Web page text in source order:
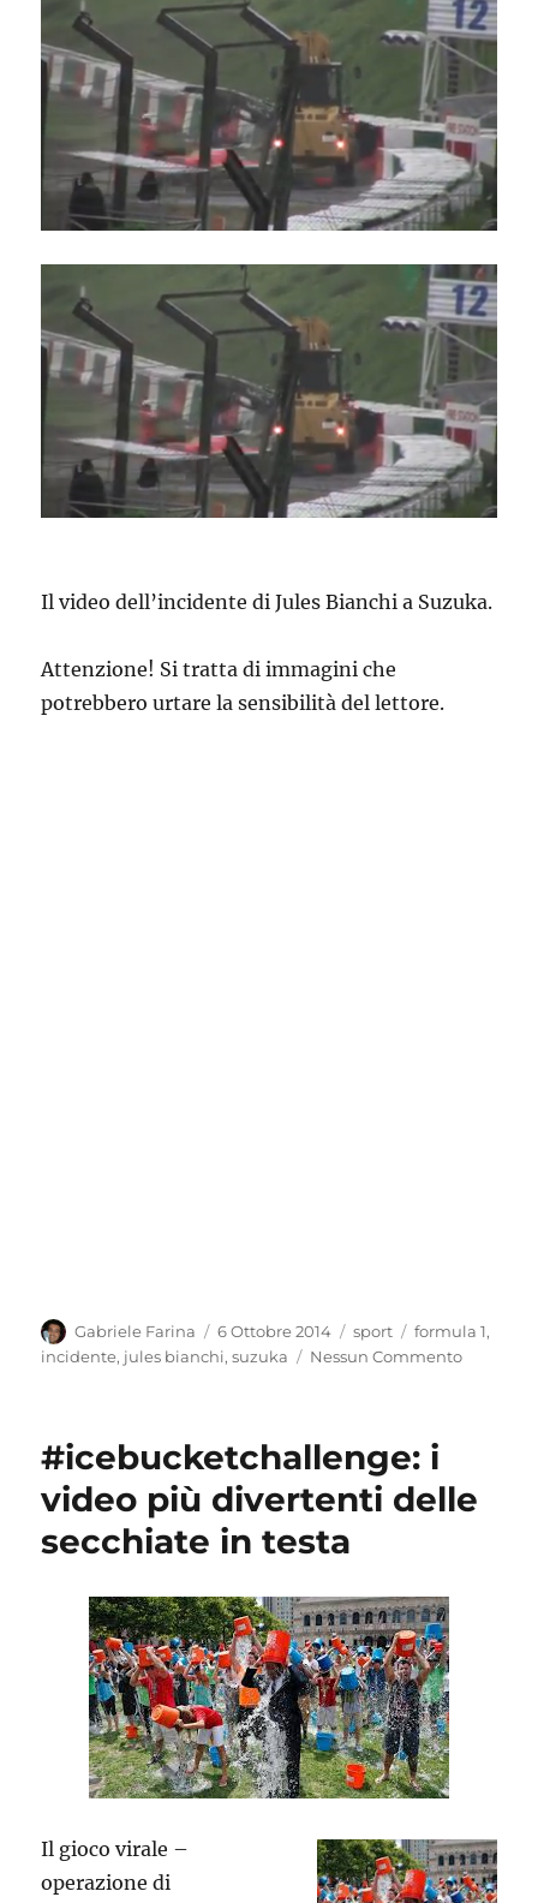
Il video dell’incidente di Jules Bianchi a Suzuka.
Attenzione! Si tratta di immagini che
potrebbero urtare la sensibilità del lettore.
Autore
Gabriele Farina
Pubblicato
il
6 Ottobre 2014 Categorie
sport Tag
formula 1,
incidente, jules bianchi,suzuka Nessun Commento
#icebucketchallenge: i
video più divertenti delle
secchiate in testa
Il gioco virale –
operazione di